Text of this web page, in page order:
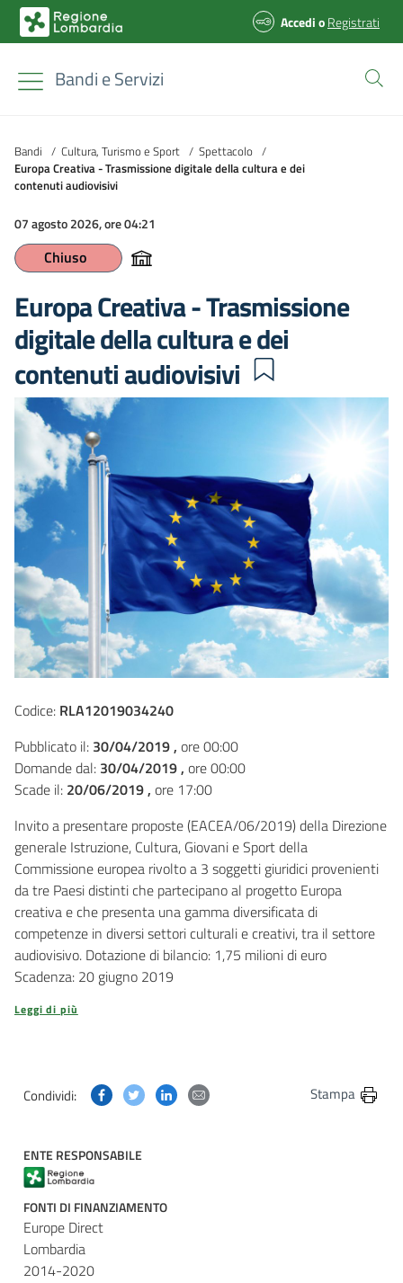
AccedioRegistrati
Bandi e Servizi
Bandi / Cultura, Turismo e Sport / Spettacolo /
Europa Creativa - Trasmissione digitale della cultura e dei
contenuti audiovisivi
07 agosto 2026, ore 04:21
Chiuso
Europa Creativa - Trasmissione
digitale della cultura e dei
contenuti audiovisivi
Codice: RLA12019034240
Pubblicato il: 30/04/2019 , ore 00:00
Domande dal: 30/04/2019 , ore 00:00
Scade il: 20/06/2019 , ore 17:00
Invito a presentare proposte (EACEA/06/2019) della Direzione
generale Istruzione, Cultura, Giovani e Sport della
Commissione europea rivolto a 3 soggetti giuridici provenienti
da tre Paesi distinti che partecipano al progetto Europa
creativa e che presenta una gamma diversificata di
competenze in diversi settori culturali e creativi, tra il settore
audiovisivo. Dotazione di bilancio: 1,75 milioni di euro
Scadenza: 20 giugno 2019
Leggi di più
Condividi: Condividi questa pagina su Facebook
Condividi questa pagina su Twitter
Condividi questa pagina su Linkedin
Condividi questa pagina via
Stampa
ENTE RESPONSABILE
FONTI DI FINANZIAMENTO
Europe Direct
Lombardia
2014-2020